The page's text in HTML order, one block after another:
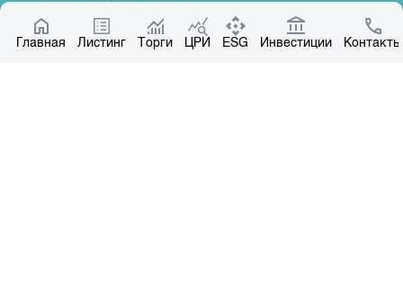
Главная Листинг Торги ЦРИ ESG Инвестиции Контакты
Котировки по ЦБ
Центр раскрытия информации